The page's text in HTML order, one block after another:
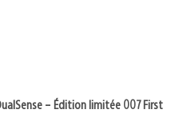
– Édition limitée 007 First